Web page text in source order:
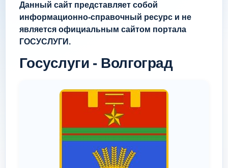
Данный сайт представляет собой
информационно-справочный ресурс и не
является официальным сайтом портала
ГОСУСЛУГИ.
Госуслуги - Волгоград